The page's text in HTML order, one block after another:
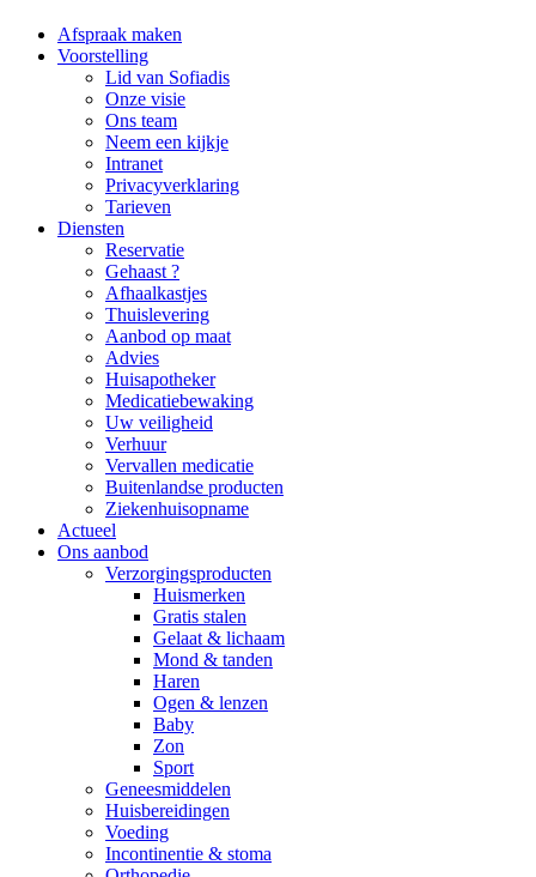
Afspraak maken
Voorstelling
Lid van Sofiadis
Onze visie
Ons team
Neem een kijkje
Intranet
Privacyverklaring
Tarieven
Diensten
Reservatie
Gehaast ?
Afhaalkastjes
Thuislevering
Aanbod op maat
Advies
Huisapotheker
Medicatiebewaking
Uw veiligheid
Verhuur
Vervallen medicatie
Buitenlandse producten
Ziekenhuisopname
Actueel
Ons aanbod
Verzorgingsproducten
Huismerken
Gratis stalen
Gelaat & lichaam
Mond & tanden
Haren
Ogen & lenzen
Baby
Zon
Sport
Geneesmiddelen
Huisbereidingen
Voeding
Incontinentie & stoma